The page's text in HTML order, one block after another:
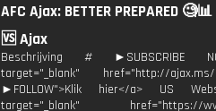
AFC Ajax: BETTER PREPARED 🧐📊
🆚 Ajax
Beschrijving # ►SUBSCRIBE
target="_blank" href="http://ajax.ms/
►FOLLOW">Klik hier</a> US
target="_blank" href="https://